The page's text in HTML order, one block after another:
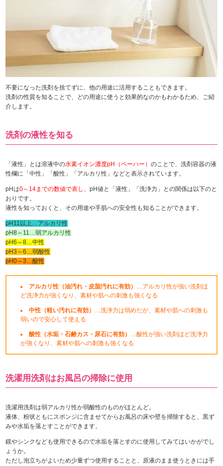
不要になった洗剤を捨てずに、他の用途に活用することもできます。
洗剤の性質を知ることで、どの用途に使うと効果的なのかもわかるため、ご紹
介します。
洗剤の液性を知る
「液性」とは溶液中の水素イオン濃度pH（ペーハー）のことで、洗剤容器の液
性欄に「中性」「酸性」「アルカリ性」などと表示されています。
pHは0～14までの数値で表し 、pH値と「液性」「洗浄力」との関係は以下のと
おりです。
液性を知っておくと、その用途や手肌への安全性も知ることができます。
pH11以上…アルカリ性
pH8～11…弱アルカリ性
pH6～8…中性
pH3～6…弱酸性
pH0～3…酸性
アルカリ性（油汚れ・皮脂汚れに有効） …アルカリ性が強い洗剤ほ
ど洗浄力が強くなり、素材や肌への刺激も強くなる
中性（軽い汚れに有効） …洗浄力は弱めだが、素材や肌への刺激も
弱いので安心して使える
酸性（水垢・石鹸カス・尿石に有効） …酸性が強い洗剤ほど洗浄力
が強くなり、素材や肌への刺激も強くなる
洗濯用洗剤はお風呂の掃除に使用
洗濯用洗剤は弱アルカリ性か弱酸性のものがほとんど。
液体、粉状ともにスポンジに含ませてからお風呂の床や壁を掃除すると、黒ず
みや水垢を落とすことができます。
鏡やシンクなども使用できるので水垢を落とすのに使用してみてはいかがでし
ょうか。
ただし泡立ちがよいため少量ずつ使用することと、原液のまま使うときには手